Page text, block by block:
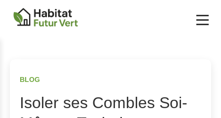
BLOG
Isoler ses Combles Soi-